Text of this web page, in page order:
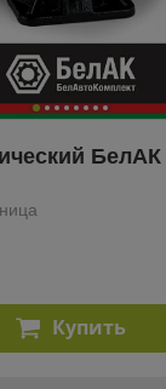
БелАК
Купить